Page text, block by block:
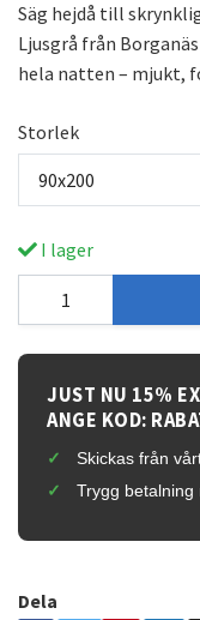
Säg hejdå till
Ljusgrå från
hela natten – mjukt,
Storlek
90x200
I lager
JUST NU 15%
ANGE KOD:
Skickas från
Trygg betalning
Dela